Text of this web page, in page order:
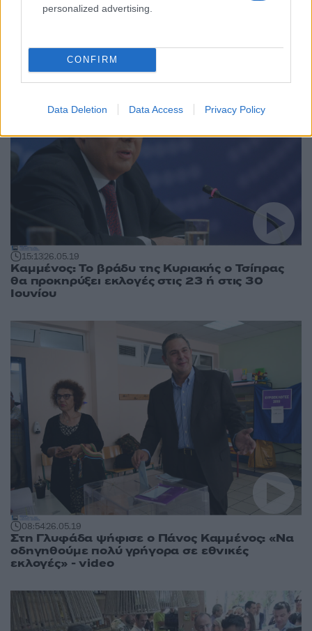
personalized advertising.
CONFIRM
Data Deletion Data Access Privacy Policy
Πάνος Καμμένος: Την Δευτέρα ανακοινώνει
15:1326.05.19
Καμμένος: Το βράδυ της Κυριακής ο Τσίπρας
θα προκηρύξει εκλογές στις 23 ή στις 30
Ιουνίου
08:5426.05.19
Στη Γλυφάδα ψήφισε ο Πάνος Καμμένος: «Να
οδηγηθούμε πολύ γρήγορα σε εθνικές
εκλογές» - video